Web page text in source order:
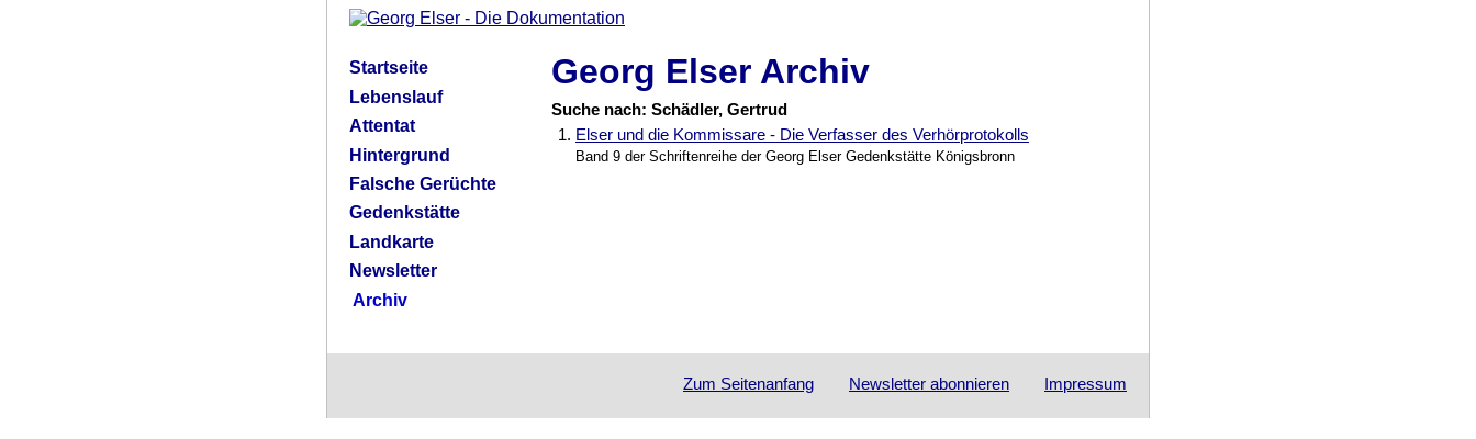
Startseite
Lebenslauf
Attentat
Hintergrund
Falsche Gerüchte
Gedenkstätte
Landkarte
Newsletter
Archiv
Georg Elser Archiv
Suche nach: Schädler, Gertrud
1. Elser und die Kommissare - Die Verfasser des Verhörprotokolls
Band 9 der Schriftenreihe der Georg Elser Gedenkstätte Königsbronn
Zum Seitenanfang Newsletter abonnieren Impressum